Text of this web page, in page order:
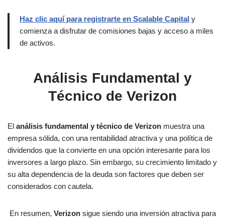
Haz clic aquí para registrarte en Scalable Capital y
comienza a disfrutar de comisiones bajas y acceso a miles
de activos.
Análisis Fundamental y
Técnico de Verizon
El análisis fundamental y técnico de Verizon muestra una
empresa sólida, con una rentabilidad atractiva y una política de
dividendos que la convierte en una opción interesante para los
inversores a largo plazo. Sin embargo, su crecimiento limitado y
su alta dependencia de la deuda son factores que deben ser
considerados con cautela.
En resumen, Verizonsigue siendo una inversión atractiva para